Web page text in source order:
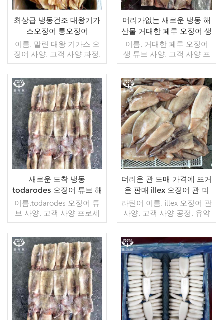
최상급 냉동건조 대왕기가
스오징어 통오징어
이름: 말린 대왕 기가스 오
징어 사양: 고객 사양 과정:
건조 글레이징: IQF 40%(맞
춤형) 포장: 1kg / 가방,
10kg / 짠 가방 (맞춤형) 판
매 모델: 도매/수출 최소. 주
문: 20피트 컨테이너 / 40피
트 컨테이너 지불: 보자마자
TT / С확인된 취소 불가능
한 LC 배송: 입금 확인 후
20일 이내 원산지: 중국 브
랜드: 푸 왕 행
더 읽기
머리가없는 새로운 냉동 해
산물 거대한 페루 오징어 생
튜브
이름: 거대한 페루 오징어
생 튜브 사양: 고객 사양 프
로세스: 컷 유약: BQF 40%
(맞춤형) 포장: 1kg / 가방,
10kg / 짠 가방 (맞춤형) 판
매 모델: 도매/수출 최소. 주
문: 20피트 컨테이너 / 40피
트 컨테이너 지불: 보자마자
TT / С확인된 취소 불가능
한 LC 배송: 입금 확인 후
20일 이내 원산지: 중국 브
랜드: 푸 완 행
더 읽기
새로운 도착 냉동
todarodes 오징어 튜브 해
산물
이름:todarodes 오징어 튜
브 사양: 고객 사양 프로세
스: 컷 글레이징: IQF 40%
(맞춤형) 포장: 1kg / 가방,
10kg / 짠 가방 (맞춤형) 판
매 모델: 도매/수출 min. 주
문: 20피트 컨테이너 / 40피
트 컨테이너 지불: 보자마자
TT / С확인된 취소 불가능
한 LC 배송: 입금 확인 후
20일 이내 원산지: 중국 브
랜드: 푸 완 행
더 읽기
더러운 관 도매 가격에 뜨거
운 판매 illex 오징어 관 피
부
라틴어 이름: illex 오징어 관
사양: 고객 사양 공정: 유약
의 피부 : IQF 40%(맞춤형)
포장: 1kg/가방, 10kg/직물
가방(맞춤형) 판매 모델: 도
매/수출 최소 주문: 20피트
컨테이너 / 40피트 컨테이
너 지불: TT / 보자마자 취
소 불가능한 LC 확인 배송:
입금 확인 후 20일 이내 원
산지: 중국 브랜드: 푸 완 항
더 읽기